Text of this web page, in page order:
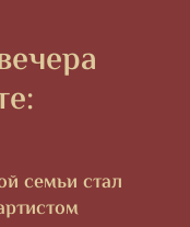
семьи стал